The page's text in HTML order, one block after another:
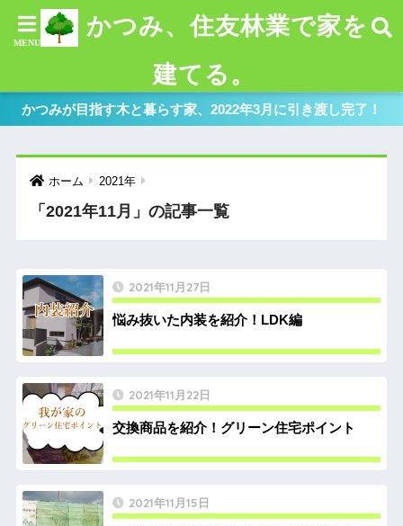
かつみ、住友林業で家を
建てる。
かつみが目指す木と暮らす家、2022年3月に引き渡し完了！
ホーム 2021年
「2021年11月」の記事一覧
2021年11月27日
悩み抜いた内装を紹介！LDK編
2021年11月22日
交換商品を紹介！グリーン住宅ポイント
2021年11月15日